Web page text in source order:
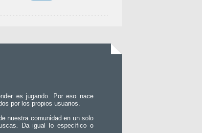
es jugando. Por eso nace
por los propios usuarios.
nuestra comunidad en un solo
Da igual lo específico o